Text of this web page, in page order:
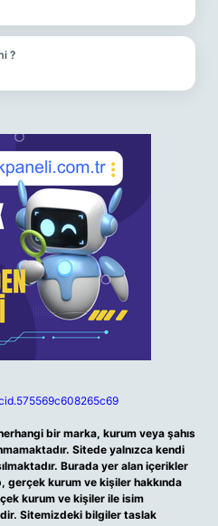
?
bir marka, kurum veya şahıs
Sitede yalnızca kendi
Burada yer alan içerikler
gerçek kurum ve kişiler hakkında
kurum ve kişiler ile isim
Sitemizdeki bilgiler taslak